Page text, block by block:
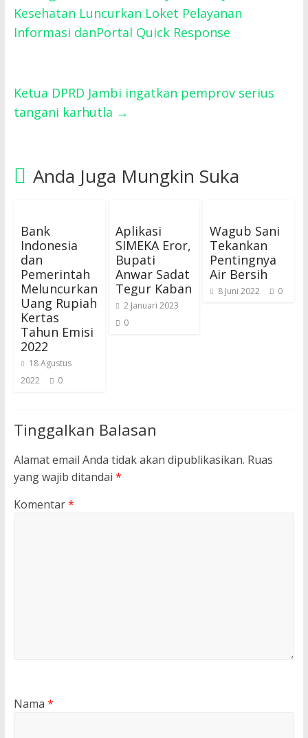
Kesehatan Luncurkan Loket Pelayanan
Informasi danPortal Quick Response
Ketua DPRD Jambi ingatkan pemprov serius
tangani karhutla →
Anda Juga Mungkin Suka
Bank
Indonesia
dan
Pemerintah
Meluncurkan
Uang Rupiah
Kertas
Tahun Emisi
2022
18 Agustus
2022
0
Aplikasi
SIMEKA Eror,
Bupati
Anwar Sadat
Tegur Kaban
2 Januari 2023
0
Wagub Sani
Tekankan
Pentingnya
Air Bersih
8 Juni 2022 0
Tinggalkan Balasan
Alamat email Anda tidak akan dipublikasikan. Ruas
yang wajib ditandai *
Komentar*
Nama *